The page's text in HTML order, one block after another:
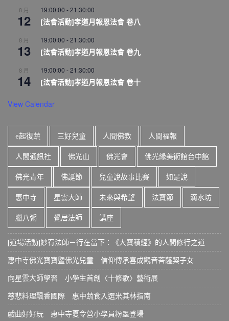
8 月
12
19:00:00 -21:30:00
[法會活動]孝道月報恩法會 卷八
8 月
13
19:00:00 -21:30:00
[法會活動]孝道月報恩法會 卷九
8 月
14
19:00:00 -21:30:00
[法會活動]孝道月報恩法會 卷十
View Calendar
e起復蔬 三好兒童 人間佛教 人間福報
人間通訊社 佛光山 佛光會 佛光緣美術館台中館
佛光青年 佛誕節 兒童說故事比賽 如是說
惠中寺 星雲大師 未來與希望 法寶節 滴水坊
臘八粥 覺居法師 講座
[道場活動]妙宥法師－行在當下：《大寶積經》的人間修行之道
惠中寺佛光寶寶暨佛光兒童 信仰傳承喜成觀音菩薩契子女
向星雲大師學習 小學生首創〈十修歌〉藝術展
慈悲料理飄香國際 惠中蔬食入選米其林指南
戲曲好好玩 惠中寺夏令營小學員粉墨登場